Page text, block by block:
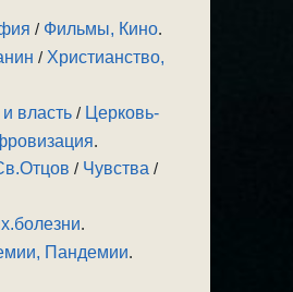
/ Фильмы, Кино.
/ Христианство,
власть / Церковь-
.
/ Чувства /
.
Пандемии.